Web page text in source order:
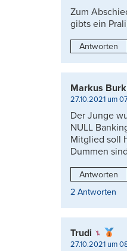
Zum
gibts ein
Antworten
Markus
27.10.2021 um
Der Junge
NULL
Mitglied soll
Dummen
Antworten
2 Antworten
Trudi
27.10.2021 um